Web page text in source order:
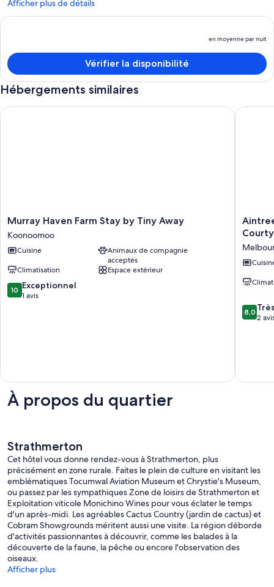
Afficher plus de détails
en moyenne par nuit
Vérifier la disponibilité
Hébergements similaires
Murray
Haven
Farm
Stay
by
Tiny
Away
Koonoomoo
Murray Haven Farm Stay by Tiny Away
Koonoomoo
Cuisine
Animaux de compagnie
acceptés
Climatisation
Espace extérieur
10.0
sur
10 Exceptionnel
1 avis
Murray Haven Farm Stay by Tiny Away
Area's
kept
secret.
8.0
sur
8,0
2
À propos du quartier
Strathmerton
Cet hôtel vous donne rendez-vous à Strathmerton, plus
précisément en zone rurale. Faites le plein de culture en visitant les
emblématiques Tocumwal Aviation Museum et Chrystie's Museum,
ou passez par les sympathiques Zone de loisirs de Strathmerton et
Exploitation viticole Monichino Wines pour vous éclater le temps
d'un après-midi. Les agréables Cactus Country (jardin de cactus) et
Cobram Showgrounds méritent aussi une visite. La région déborde
d'activités passionnantes à découvrir, comme les balades à la
découverte de la faune, la pêche ou encore l'observation des
oiseaux.
Afficher plus